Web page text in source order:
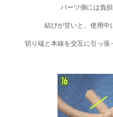
パーツ側には負
結びが甘いと、使用中
切り端と本線を交互に引っ張